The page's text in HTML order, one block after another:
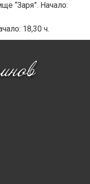
“Заря”. Начало:
18,30 ч.